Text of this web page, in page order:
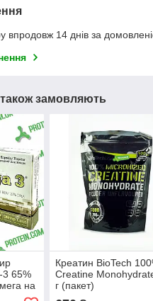
впродовж 14 днів за
замовляють
3 65%
на
Креатин BioTech
Creatine
г (пакет)